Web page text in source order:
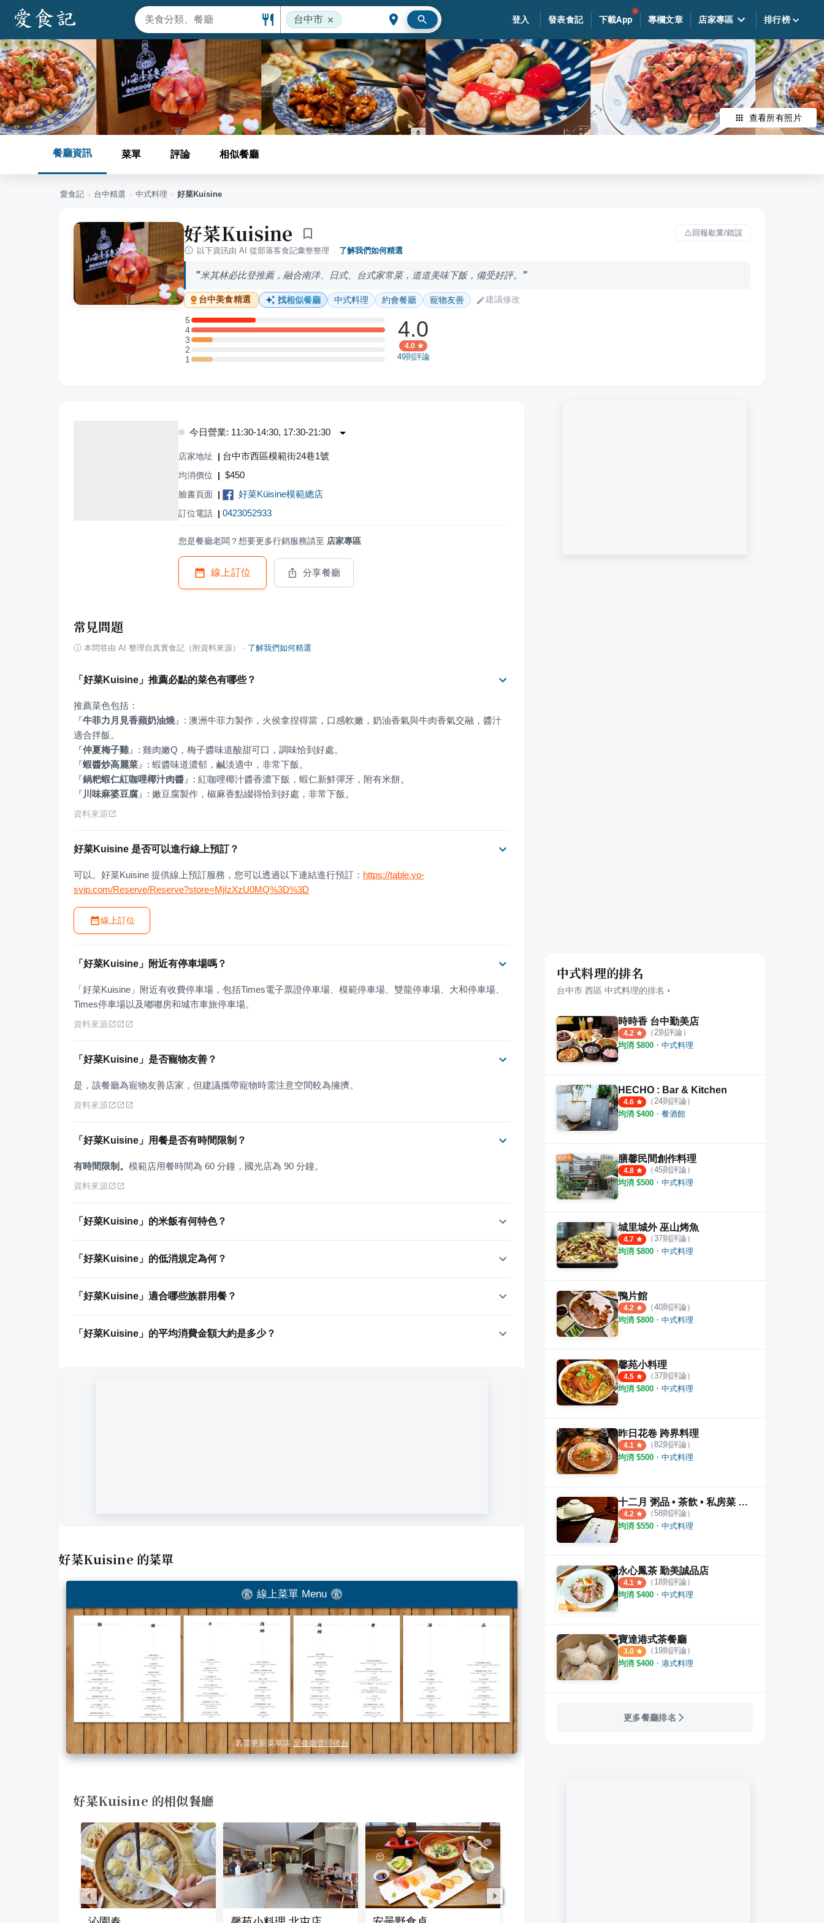
台中市 登入 發表食記 下載App 專欄文章 店家專區 排行榜
查看所有照片
餐廳資訊 菜單 評論 相似餐廳
愛食記 › 台中精選 › 中式料理 › 好菜Kuisine
好菜Kuisine
回報歇業/錯誤
以下資訊由 AI 從部落客食記彙整整理 · 了解我們如何精選
米其林必比登推薦，融合南洋、日式、台式家常菜，道道美味下飯，備受好評。
台中美食精選 找相似餐廳 中式料理 約會餐廳 寵物友善 建議修改
5
5 星：3 則評論
4
4 星：9 則評論
3
3 星：1 則評論
2
2 星：0 則評論
11 星：1 則評論
4.0
4.0
49則評論
今日營業: 11:30-14:30, 17:30-21:30
店家地址 | 台中市西區模範街24巷1號
均消價位 | $450
臉書頁面 | 好菜Küisine模範總店
訂位電話 | 0423052933
您是餐廳老闆？想要更多行銷服務請至 店家專區
線上訂位 分享餐廳
常見問題
ⓘ 本問答由 AI 整理自真實食記（附資料來源） · 了解我們如何精選
「好菜Kuisine」推薦必點的菜色有哪些？
『牛菲力月見香蘋奶油燒』 : 澳洲牛菲力製作，火侯拿捏得當，口感軟嫩，奶油香氣與牛肉香氣交融，醬汁
『仲夏梅子雞』
『蝦醬炒高麗菜 』
『鍋粑蝦仁紅咖哩椰汁肉醬 』
『 川味麻婆豆腐 』 : 嫩豆腐製作，椒麻香點綴得恰到好處，非常下飯。
資料來源
好菜Kuisine 是否可以進行線上預訂？
可以。好菜Kuisine 提供線上預訂服務，您可以透過以下連結進行預訂： https://table.yo-
svip.com/Reserve/Reserve?store=MjIzXzU0MQ%3D%3D
線上訂位
「好菜Kuisine」附近有停車場嗎？
「好菜Kuisine」附近有收費停車場，包括Times電子票證停車場、模範停車場、雙龍停車場、大和停車場、
Times停車場以及嘟嘟房和城市車旅停車場。
資料來源
「好菜Kuisine」是否寵物友善？
是，該餐廳為寵物友善店家，但建議攜帶寵物時需注意空間較為擁擠。
資料來源
「好菜Kuisine」用餐是否有時間限制？
有時間限制。 模範店用餐時間為 60 分鐘，國光店為 90 分鐘。
資料來源
「好菜Kuisine」的米飯有何特色？
「好菜Kuisine」的低消規定為何？
「好菜Kuisine」適合哪些族群用餐？
「好菜Kuisine」的平均消費金額大約是多少？
好菜Kuisine 的菜單
線上菜單 Menu
若需更新菜單請 至餐廳管理後台
好菜Kuisine 的相似餐廳
中式料理的排名
台中市 西區 中式料理的排名 ›
時時香 台中勤美店
4.2 （2則評論）
均消 $800 ・ 中式料理
HECHO : Bar & Kitchen
4.6 （24則評論）
均消 $400 ・ 餐酒館
膳馨民間創作料理
4.8 （45則評論）
均消 $500 ・ 中式料理
城里城外 巫山烤魚
4.7 （37則評論）
均消 $800 ・ 中式料理
鴨片館
4.2 （40則評論）
均消 $800 ・ 中式料理
馨苑小料理
4.5 （37則評論）
均消 $800 ・ 中式料理
昨日花卷 跨界料理
4.1 （82則評論）
均消 $500 ・ 中式料理
十二月 粥品 • 茶飲 • 私房菜 健行店
4.2 （58則評論）
均消 $550 ・ 中式料理
永心鳳茶 勤美誠品店
4.1 （ 18則評論）
均消 $400 ・ 中式料理
寶達港式茶餐廳
3.0 （ 19則評論）
均消 $400 ・ 港式料理
更多餐廳排名